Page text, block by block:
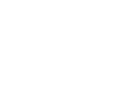
balkon. Geen